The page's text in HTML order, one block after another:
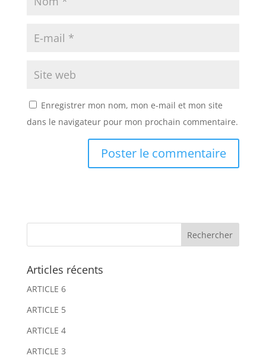
Enregistrer mon nom, mon e-mail et mon site
dans le navigateur pour mon prochain commentaire.
e
r
a
t
i
v
e
r
a
t
i
v
Articles récents
ARTICLE 6
ARTICLE 5
ARTICLE 4
ARTICLE 3